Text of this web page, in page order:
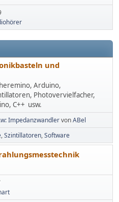
und
Arduino,
Photovervielfacher,
C++ usw.
ImpedanzwandlervonABel
Szintillatoren Software